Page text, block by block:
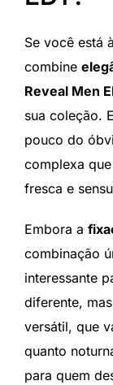
Se você está
combine
Reveal Men
sua coleção.
pouco do
complexa
fresca e
Embora a
combinação
interessante
diferente,
versátil, que
quanto
para quem